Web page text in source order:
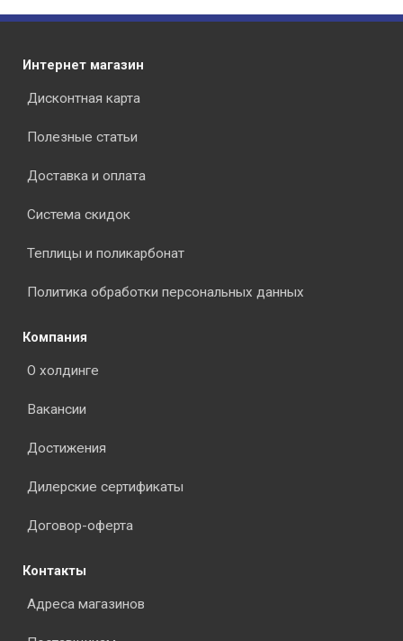
Интернет магазин
Дисконтная карта
Полезные статьи
Доставка и оплата
Система скидок
Теплицы и поликарбонат
Политика обработки персональных данных
Компания
О холдинге
Вакансии
Достижения
Дилерские сертификаты
Договор-оферта
Контакты
Адреса магазинов